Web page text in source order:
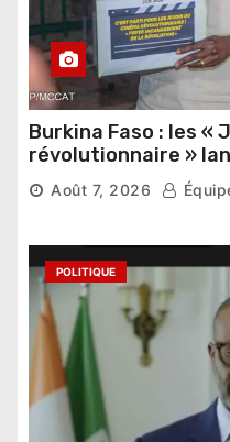
Burkina Faso : les «
révolutionnaire »
Thomas Sankara
Août 7, 2026
POLITIQUE